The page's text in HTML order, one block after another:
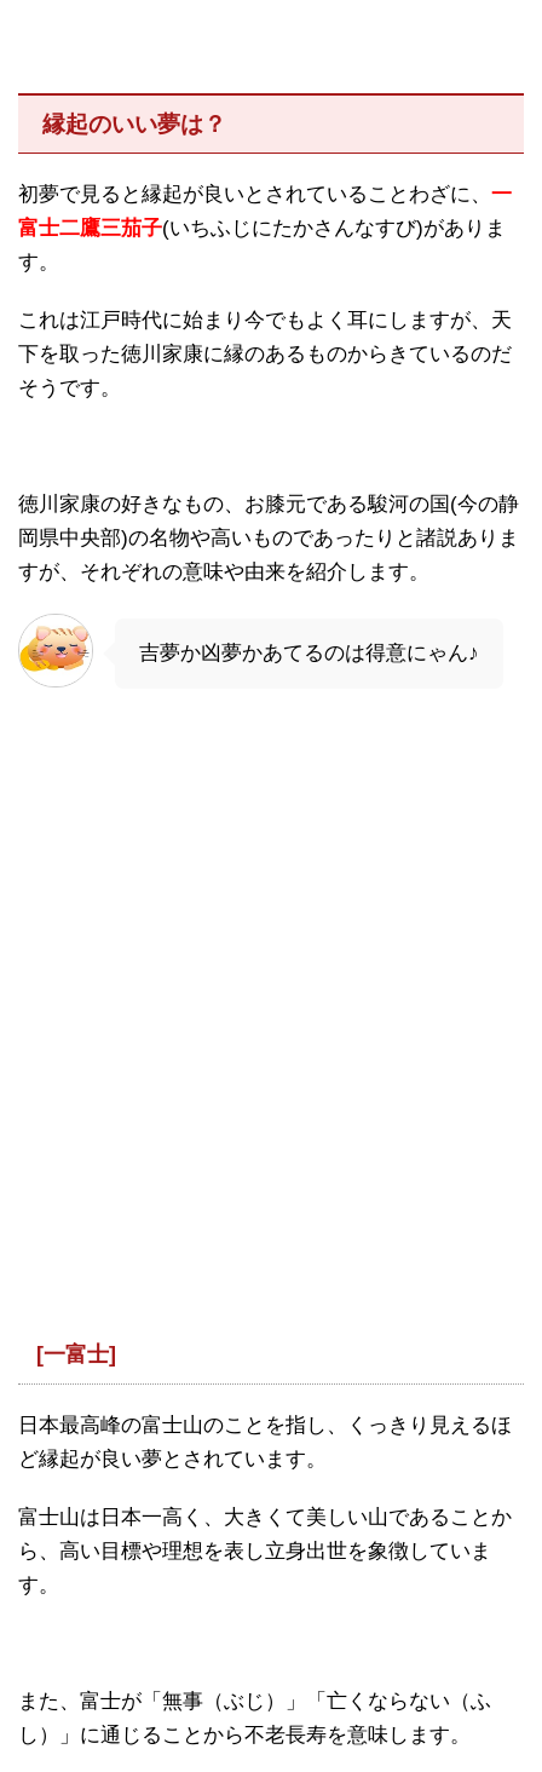
縁起のいい夢は？
初夢で見ると縁起が良いとされていることわざに、 一
富士二鷹三茄子(いちふじにたかさんなすび)がありま
す。
これは江戸時代に始まり今でもよく耳にしますが、天
下を取った徳川家康に縁のあるものからきているのだ
そうです。
徳川家康の好きなもの、お膝元である駿河の国(今の静
岡県中央部)の名物や高いものであったりと諸説ありま
すが、それぞれの意味や由来を紹介します。
吉夢か凶夢かあてるのは得意にゃん♪
[一富士]
日本最高峰の富士山のことを指し、くっきり見えるほ
ど縁起が良い夢とされています。
富士山は日本一高く、大きくて美しい山であることか
ら、高い目標や理想を表し立身出世を象徴していま
す。
また、富士が「無事（ぶじ）」「亡くならない（ふ
し）」に通じることから不老長寿を意味します。